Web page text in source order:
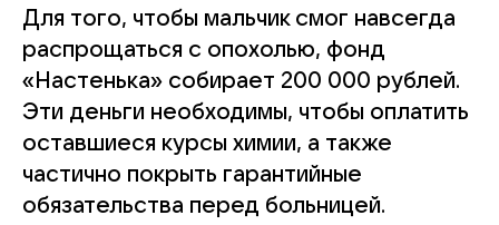
Для того, чтобы мальчик смог навсегда
распрощаться с опохолью, фонд
«Настенька» собирает 200 000 рублей.
Эти деньги необходимы, чтобы оплатить
оставшиеся курсы химии, а также
частично покрыть гарантийные
обязательства перед больницей.